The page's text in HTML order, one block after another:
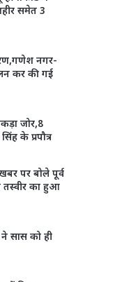
समेत 3
नगर-
कर की गई
जोर,8
के प्रपौत्र
खबर पर बोले पूर्व
तस्वीर का हुआ
सास को ही